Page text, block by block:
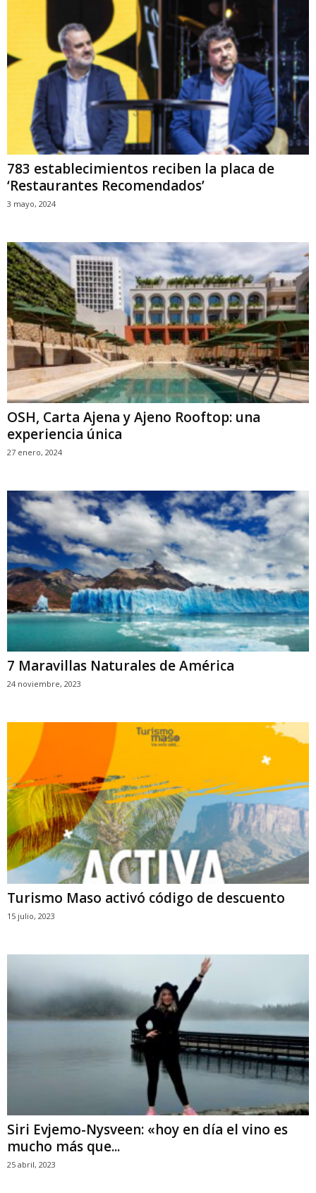
783 establecimientos reciben la placa de
‘Restaurantes Recomendados’
3 mayo, 2024
OSH, Carta Ajena y Ajeno Rooftop: una
experiencia única
27 enero, 2024
7 Maravillas Naturales de América
24 noviembre, 2023
Turismo Maso activó código de descuento
15 julio, 2023
Siri Evjemo-Nysveen: «hoy en día el vino es
mucho más que...
25 abril, 2023